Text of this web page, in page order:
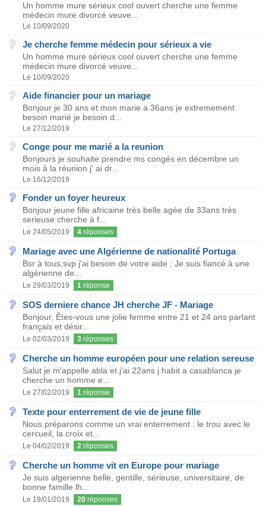
Un homme mure sérieux cool ouvert cherche une femme
médecin mure divorcé veuve...
Le 10/09/2020
Je cherche femme médecin pour sérieux a vie
Un homme mure sérieux cool ouvert cherche une femme
médecin mure divorcé veuve...
Le 10/09/2020
Aide financier pour un mariage
Bonjour je 30 ans et mon marie a 36ans je extremement
besoin marié je besoin d...
Le 27/12/2019
Conge pour me marié a la reunion
Bonjours je souhaite prendre ms congés en décembre un
mois à la réunion j' ai dr...
Le 16/12/2019
Fonder un foyer heureux
Bonjour jeune fille africaine très belle agée de 33ans très
serieuse cherche à f...
Le 24/05/2019 4 réponses
Mariage avec une Algérienne de nationalité Portuga
Bsr à tous,svp j'ai besoin de votre aide ; Je suis fiancé à une
algérienne de...
Le 29/03/2019 1 réponse
SOS derniere chance JH cherche JF - Mariage
Bonjour, Êtes-vous une jolie femme entre 21 et 24 ans parlant
français et désir...
Le 02/03/2019 3 réponses
Cherche un homme européen pour une relation sereuse
Salut je m'appelle abla et j'ai 22ans j habit a casablanca je
cherche un homme e...
Le 27/02/2019 1 réponse
Texte pour enterrement de vie de jeune fille
Nous préparons comme un vrai enterrement : le trou avec le
cercueil, la croix et...
Le 04/02/2019 2 réponses
Cherche un homme vit en Europe pour mariage
Je suis algerienne belle, gentille, sérieuse, universitaire, de
bonne famille lh...
Le 19/01/2019 20 réponses